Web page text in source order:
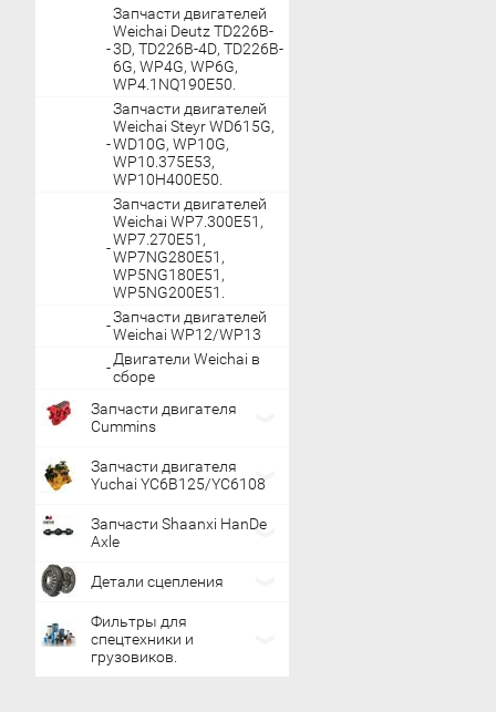
Запчасти двигателей
Weichai Deutz TD226B-
3D, TD226B-4D, TD226B-
6G, WP4G, WP6G,
WP4.1NQ190E50.
Запчасти двигателей
Weichai Steyr WD615G,
WD10G, WP10G,
WP10.375E53,
WP10H400E50.
Запчасти двигателей
Weichai WP7.300E51,
WP7.270E51,
WP7NG280E51,
WP5NG180E51,
WP5NG200E51.
Запчасти двигателей
Weichai WP12/WP13
Двигатели Weichai в
сборе
Запчасти двигателя
Cummins
Запчасти двигателя
Yuchai YC6B125/YC6108
Запчасти Shaanxi HanDe
Axle
Детали сцепления
Фильтры для
спецтехники и
грузовиков.